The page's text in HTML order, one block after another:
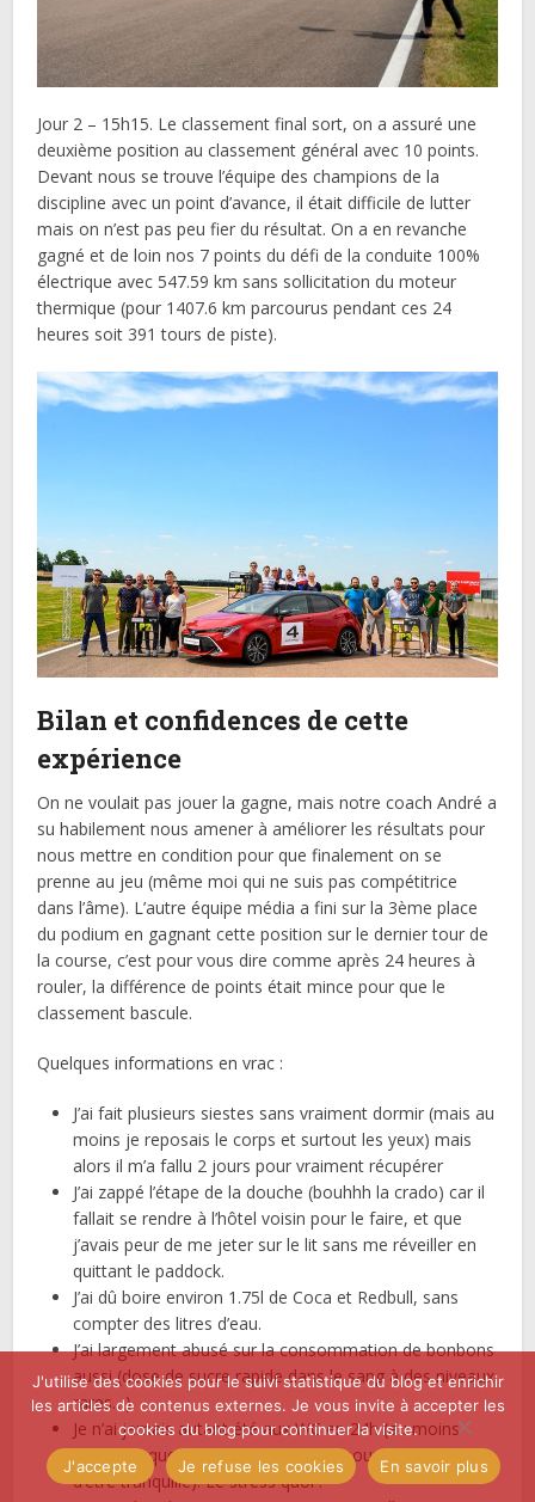
Jour 2 – 15h15. Le classement final sort, on a assuré une
deuxième position au classement général avec 10 points.
Devant nous se trouve l’équipe des champions de la
discipline avec un point d’avance, il était difficile de lutter
mais on n’est pas peu fier du résultat. On a en revanche
gagné et de loin nos 7 points du défi de la conduite 100%
électrique avec 547.59 km sans sollicitation du moteur
thermique (pour 1407.6 km parcourus pendant ces 24
heures soit 391 tours de piste).
Bilan et confidences de cette
expérience
On ne voulait pas jouer la gagne, mais notre coach André a
su habilement nous amener à améliorer les résultats pour
nous mettre en condition pour que finalement on se
prenne au jeu (même moi qui ne suis pas compétitrice
dans l’âme). L’autre équipe média a fini sur la 3ème place
du podium en gagnant cette position sur le dernier tour de
la course, c’est pour vous dire comme après 24 heures à
rouler, la différence de points était mince pour que le
classement bascule.
Quelques informations en vrac :
J’ai fait plusieurs siestes sans vraiment dormir (mais au
moins je reposais le corps et surtout les yeux) mais
alors il m’a fallu 2 jours pour vraiment récupérer
J’ai zappé l’étape de la douche (bouhhh la crado) car il
fallait se rendre à l’hôtel voisin pour le faire, et que
j’avais peur de me jeter sur le lit sans me réveiller en
quittant le paddock.
J’ai dû boire environ 1.75l de Coca et Redbull, sans
compter des litres d’eau.
J’ai largement abusé sur la consommation de bonbons
aussi (dose de sucre rapide dans le sang à des niveaux
rares…)
Je n’ai jamais autant été aux WC en 24h (au moins
avant chaque prise de volant juste pour être sûre
d’être tranquille). Le stress quoi !
J'utilise des cookies pour le suivi statistique du blog et enrichir
les articles de contenus externes. Je vous invite à accepter les
cookies du blog pour continuer la visite.
J'accepte
Je refuse les cookies En savoir plus